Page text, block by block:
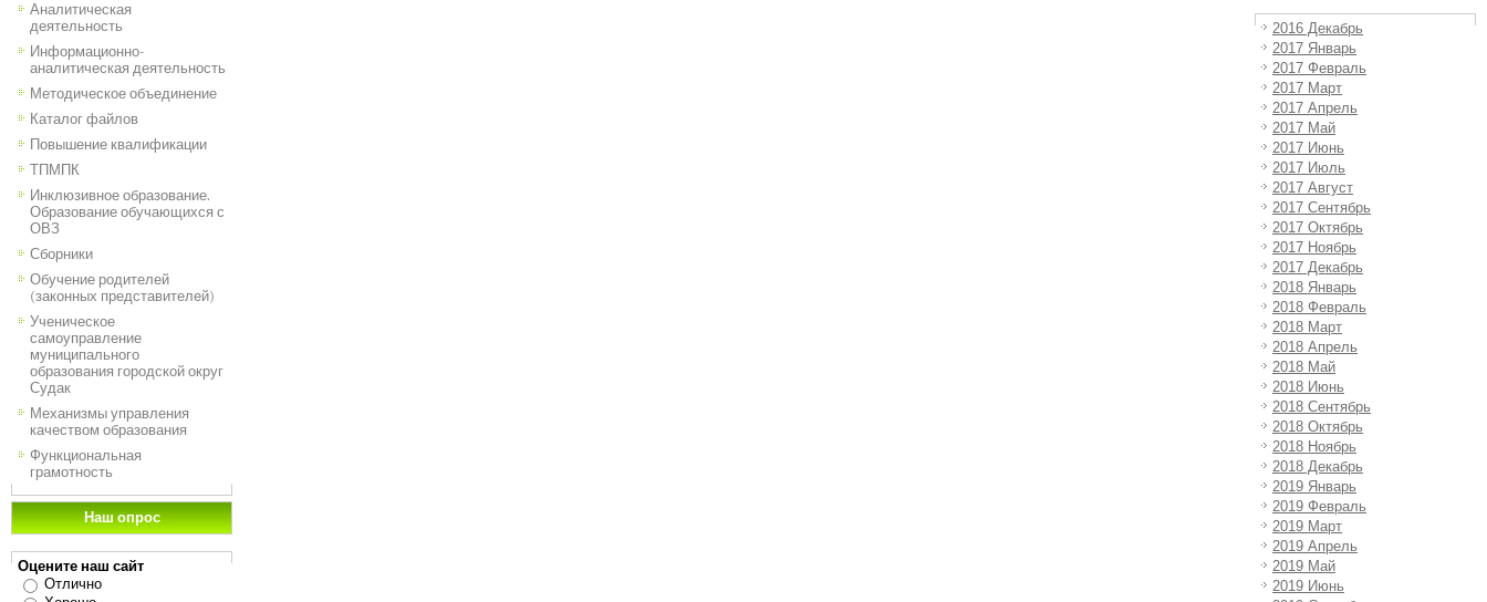
Аналитическая
деятельность
Информационно-
аналитическая деятельность
Методическое объединение
Каталог файлов
Повышение квалификации
ТПМПК
Инклюзивное образование.
Образование обучающихся с
ОВЗ
Сборники
Обучение родителей
(законных представителей)
Ученическое
самоуправление
муниципального
образования городской округ
Судак
Механизмы управления
качеством образования
Функциональная
грамотность
Наш опрос
Оцените наш сайт
Отлично
2016 Декабрь
2017 Январь
2017 Февраль
2017 Март
2017 Апрель
2017 Май
2017 Июнь
2017 Июль
2017 Август
2017 Сентябрь
2017 Октябрь
2017 Ноябрь
2017 Декабрь
2018 Январь
2018 Февраль
2018 Март
2018 Апрель
2018 Май
2018 Июнь
2018 Сентябрь
2018 Октябрь
2018 Ноябрь
2018 Декабрь
2019 Январь
2019 Февраль
2019 Март
2019 Апрель
2019 Май
2019 Июнь